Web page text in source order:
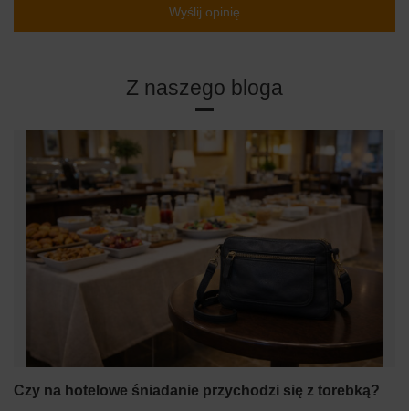
Wyślij opinię
Z naszego bloga
Czy na hotelowe śniadanie przychodzi się z torebką?